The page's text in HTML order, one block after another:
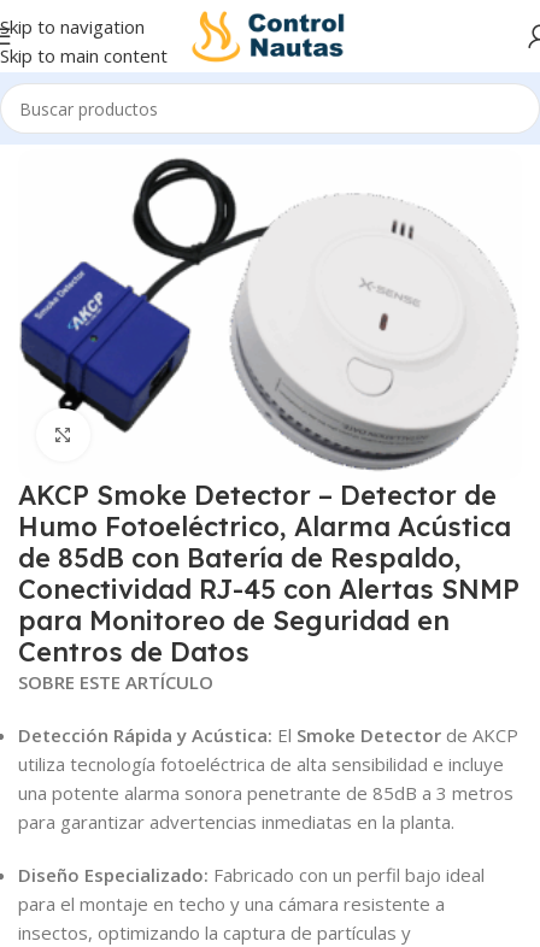
Skip to navigation
Skip to main content
Inicio Control e Indicación
Click to enlarge
AKCP Smoke Detector – Detector de
Humo Fotoeléctrico, Alarma Acústica
de 85dB con Batería de Respaldo,
Conectividad RJ-45 con Alertas SNMP
para Monitoreo de Seguridad en
Centros de Datos
SOBRE ESTE ARTÍCULO
Detección Rápida y Acústica: El Smoke Detector de AKCP
utiliza tecnología fotoeléctrica de alta sensibilidad e incluye
una potente alarma sonora penetrante de 85dB a 3 metros
para garantizar advertencias inmediatas en la planta.
Diseño Especializado: Fabricado con un perfil bajo ideal
para el montaje en techo y una cámara resistente a
insectos, optimizando la captura de partículas y